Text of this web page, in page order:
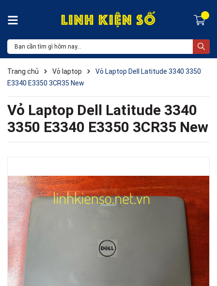
Trang chủ Vỏ laptop
Vỏ Laptop Dell Latitude 3340 3350
E3340 E3350 3CR35 New
Vỏ Laptop Dell Latitude 3340
3350 E3340 E3350 3CR35 New